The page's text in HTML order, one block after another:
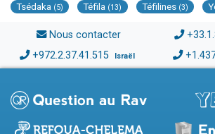
Tsédaka (5) Téfila (13) Téfilines (3)
Nous contacter
+972.2.37.41.515 Israël